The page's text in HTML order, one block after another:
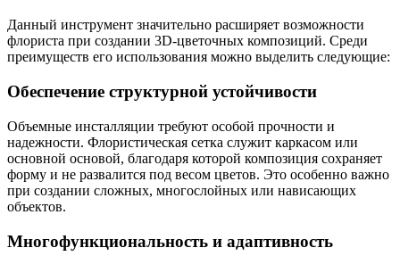
Данный инструмент значительно расширяет возможности
флориста при создании 3D-цветочных композиций. Среди
преимуществ его использования можно выделить следующие:
Обеспечение структурной устойчивости
Объемные инсталляции требуют особой прочности и
надежности. Флористическая сетка служит каркасом или
основной основой, благодаря которой композиция сохраняет
форму и не развалится под весом цветов. Это особенно важно
при создании сложных, многослойных или нависающих
объектов.
Многофункциональность и адаптивность